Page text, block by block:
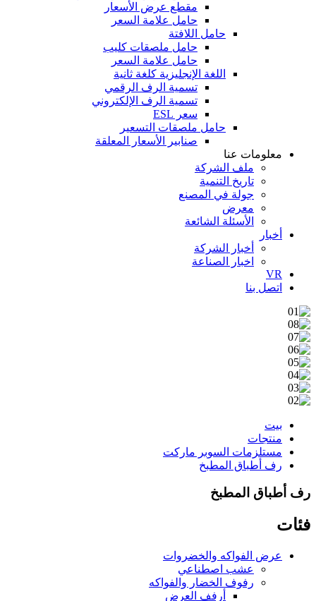
مقطع عرض الأسعار
حامل علامة السعر
حامل اللافتة
حامل ملصقات كليب
حامل علامة السعر
اللغة الإنجليزية كلغة ثانية
تسمية الرف الرقمي
تسمية الرف الإلكتروني
سعر ESL
حامل ملصقات التسعير
صنابير الأسعار المعلقة
معلومات عنا
ملف الشركة
تاريخ التنمية
جولة في المصنع
معرض
الأسئلة الشائعة
أخبار
أخبار الشركة
اخبار الصناعة
VR
اتصل بنا
بيت
منتجات
مستلزمات السوبر ماركت
رف أطباق المطبخ
رف أطباق المطبخ
فئات
عرض الفواكه والخضروات
عشب اصطناعي
رفوف الخضار والفواكه
أرفف العرض